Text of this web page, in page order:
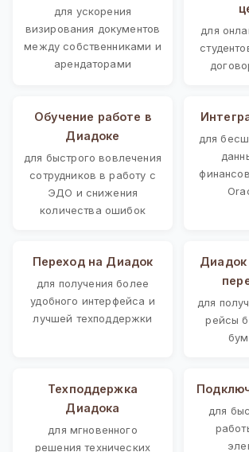
для ускорения
визирования документов
между собственниками и
арендаторами
для
Обучение работе в
Диадоке
для быстрого вовлечения
сотрудников в работу с
ЭДО и снижения
количества ошибок
для
Переход на Диадок
для получения более
удобного интерфейса и
лучшей техподдержки
Диадок
для
рейсы
Техподдержка
Диадока
для мгновенного
решения технических
для